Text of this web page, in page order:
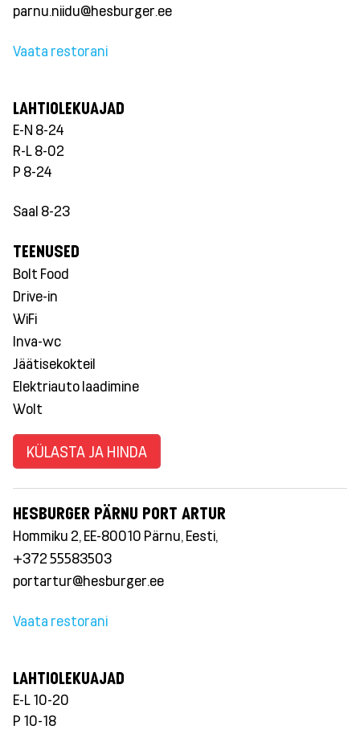
parnu.niidu@hesburger.ee
Vaata restorani
LAHTIOLEKUAJAD
E-N 8-24
R-L 8-02
P 8-24
Saal 8-23
TEENUSED
Bolt Food
Drive-in
WiFi
Inva-wc
Jäätisekokteil
Elektriauto laadimine
Wolt
KÜLASTA JA HINDA
HESBURGER PÄRNU PORT ARTUR
Hommiku 2, EE-80010 Pärnu, Eesti,
+372 55583503
portartur@hesburger.ee
Vaata restorani
LAHTIOLEKUAJAD
E-L 10-20
P 10-18